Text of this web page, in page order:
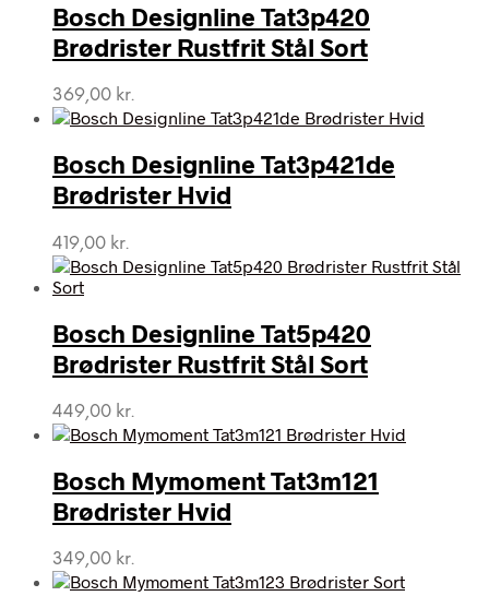
Bosch Designline Tat3p420
Brødrister Rustfrit Stål Sort
369,00 kr.
Bosch Designline Tat3p421de
Brødrister Hvid
419,00 kr.
Bosch Designline Tat5p420
Brødrister Rustfrit Stål Sort
449,00 kr.
Bosch Mymoment Tat3m121
Brødrister Hvid
349,00 kr.